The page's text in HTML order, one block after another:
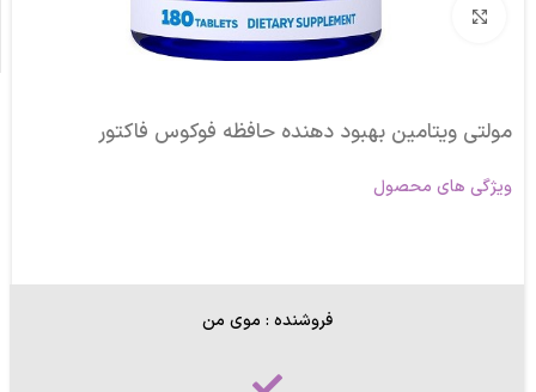
برای بزرگنمایی کلیک کنید
مولتی ویتامین بهبود دهنده حافظه فوکوس فاکتور
ویژگی های محصول
فروشنده : موی من